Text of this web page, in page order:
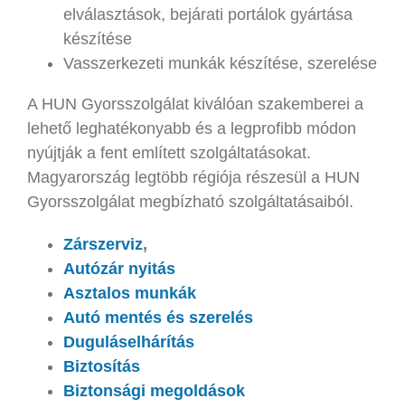
elválasztások, bejárati portálok gyártása
készítése
Vasszerkezeti munkák készítése, szerelése
A HUN Gyorsszolgálat kiválóan szakemberei a
lehető leghatékonyabb és a legprofibb módon
nyújtják a fent említett szolgáltatásokat.
Magyarország legtöbb régiója részesül a HUN
Gyorsszolgálat megbízható szolgáltatásaiból.
Zárszerviz,
Autózár nyitás
Asztalos munkák
Autó mentés és szerelés
Duguláselhárítás
Biztosítás
Biztonsági megoldások